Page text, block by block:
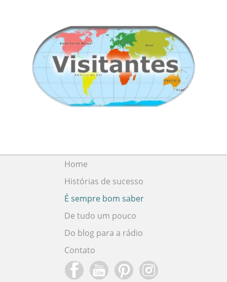
Home
Histórias de sucesso
É sempre bom saber
De tudo um pouco
Do blog para a rádio
Contato